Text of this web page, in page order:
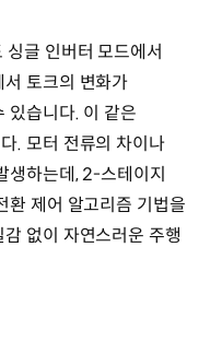
글 인버터 모드에서
토크의 변화가
있습니다. 이 같은
. 모터 전류의 차이나
생하는데, 2-스테이지
환 제어 알고리즘 기법을
없이 자연스러운 주행